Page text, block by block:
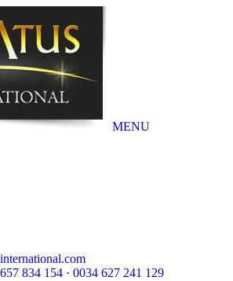
MENU
834 154 · 0034 627 241 129